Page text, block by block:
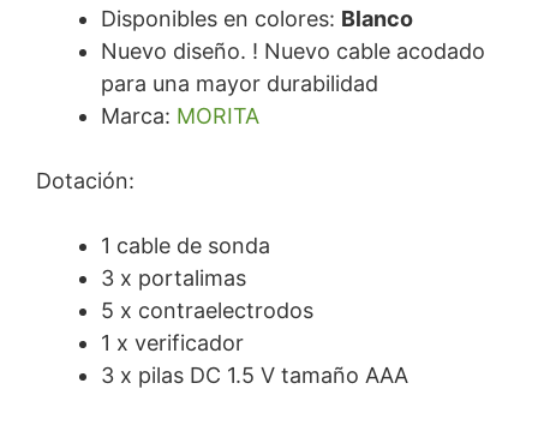
Disponibles en colores: Blanco
Nuevo diseño. ! Nuevo cable acodado
para una mayor durabilidad
Marca: MORITA
Dotación:
1 cable de sonda
3 x portalimas
5 x contraelectrodos
1 x verificador
3 x pilas DC 1.5 V tamaño AAA